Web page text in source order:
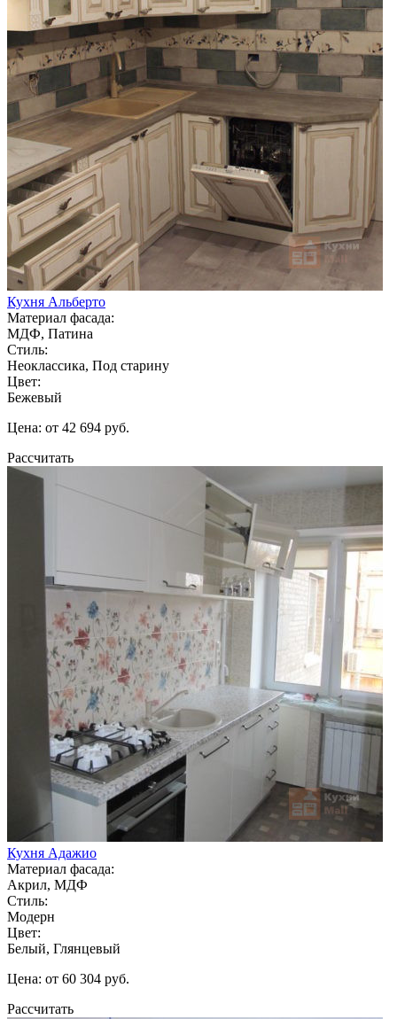
Кухня Альберто
Материал фасада:
МДФ, Патина
Стиль:
Неоклассика, Под старину
Цвет:
Бежевый
Цена: от 42 694 руб.
Рассчитать
Кухня Адажио
Материал фасада:
Акрил, МДФ
Стиль:
Модерн
Цвет:
Белый, Глянцевый
Цена: от 60 304 руб.
Рассчитать